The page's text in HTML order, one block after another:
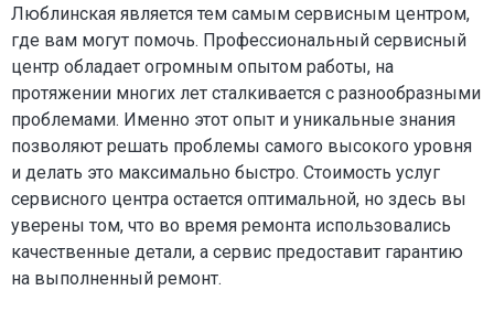
Люблинская является тем самым сервисным центром,
где вам могут помочь. Профессиональный сервисный
центр обладает огромным опытом работы, на
протяжении многих лет сталкивается с разнообразными
проблемами. Именно этот опыт и уникальные знания
позволяют решать проблемы самого высокого уровня
и делать это максимально быстро. Стоимость услуг
сервисного центра остается оптимальной, но здесь вы
уверены том, что во время ремонта использовались
качественные детали, а сервис предоставит гарантию
на выполненный ремонт.